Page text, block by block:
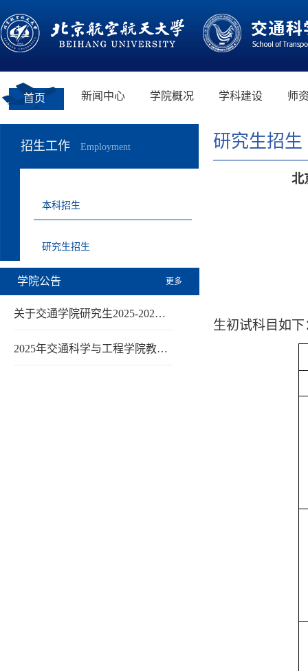
首页 新闻中心 学院概况 学科建设 师
招生工作 Employment
本科招生
研究生招生
学院公告 更多
关于交通学院研究生2025-202…
2025年交通科学与工程学院教…
研究生招生
北
生初试科目如下